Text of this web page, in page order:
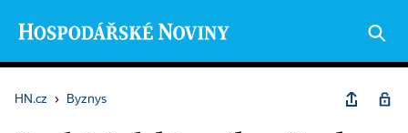
HN.cz › Byznys